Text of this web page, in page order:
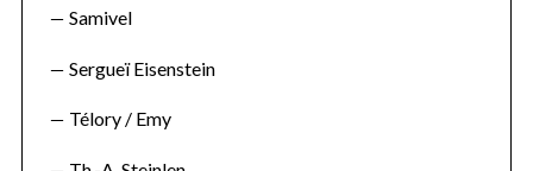
Samivel
Sergueï Eisenstein
Télory / Emy